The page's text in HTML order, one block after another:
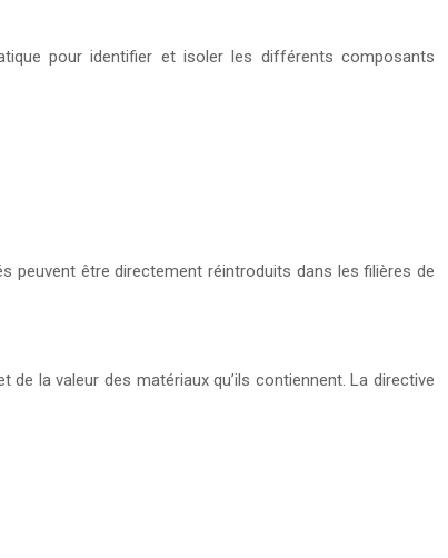
pour identifier et isoler les différents composants
peuvent être directement réintroduits dans les filières de
la valeur des matériaux qu’ils contiennent. La directive